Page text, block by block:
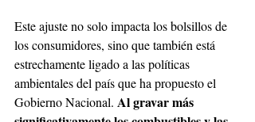
Este ajuste no solo impacta los bolsillos de
los consumidores, sino que también está
estrechamente ligado a las políticas
ambientales del país que ha propuesto el
Gobierno Nacional. Al gravar más